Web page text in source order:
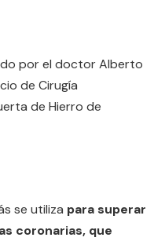
por el doctor Alberto
de Cirugía
de Hierro de
se utiliza para superar
coronarias, que